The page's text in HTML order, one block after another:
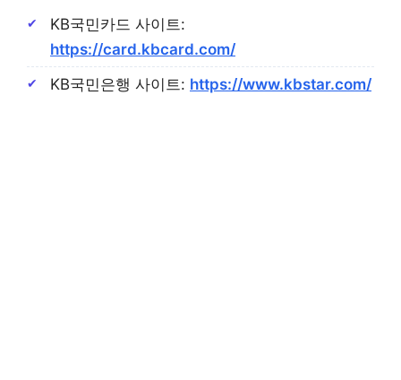
KB국민카드 사이트:
https://card.kbcard.com/
KB국민은행 사이트: https://www.kbstar.com/